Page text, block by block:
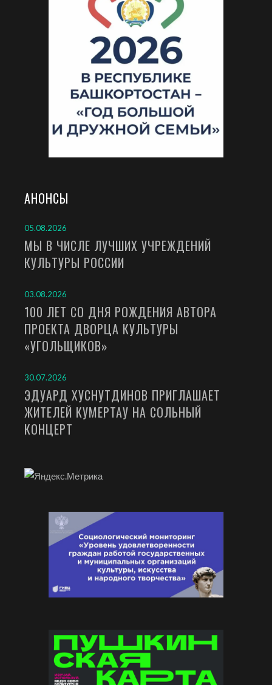
АНОНСЫ
05.08.2026
МЫ В ЧИСЛЕ ЛУЧШИХ УЧРЕЖДЕНИЙ
КУЛЬТУРЫ РОССИИ
03.08.2026
100 ЛЕТ СО ДНЯ РОЖДЕНИЯ АВТОРА
ПРОЕКТА ДВОРЦА КУЛЬТУРЫ
«УГОЛЬЩИКОВ»
30.07.2026
ЭДУАРД ХУСНУТДИНОВ ПРИГЛАШАЕТ
ЖИТЕЛЕЙ КУМЕРТАУ НА СОЛЬНЫЙ
КОНЦЕРТ